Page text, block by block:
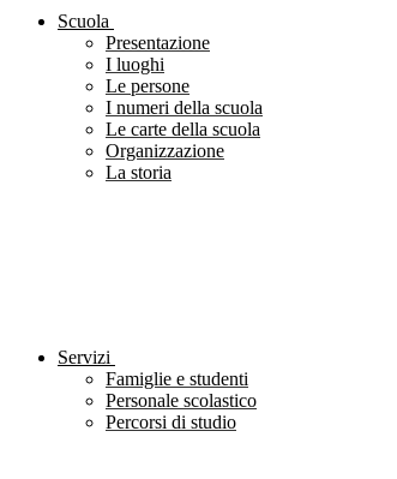
Scuola
Presentazione
I luoghi
Le persone
I numeri della scuola
Le carte della scuola
Organizzazione
La storia
Servizi
Famiglie e studenti
Personale scolastico
Percorsi di studio